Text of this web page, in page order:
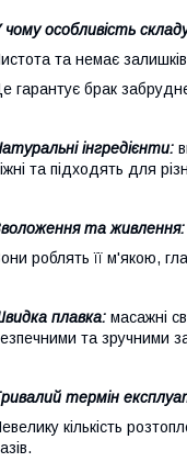
чому особливість
та немає
гарантує брак
інгредієнти:
та підходять для
та живлення:
роблять її м'якою,
плавка: масажні
та зручними
термін
кількість